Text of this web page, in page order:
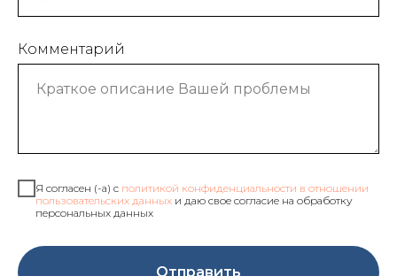
Комментарий
Я согласен (-а) с политикой конфиденциальности в отношении
пользовательских данных и даю свое согласие на обработку
персональных данных
Отправить